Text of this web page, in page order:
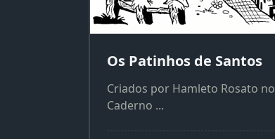
Os Patinhos de Santos
Criados por Hamleto Rosato no
Caderno ...